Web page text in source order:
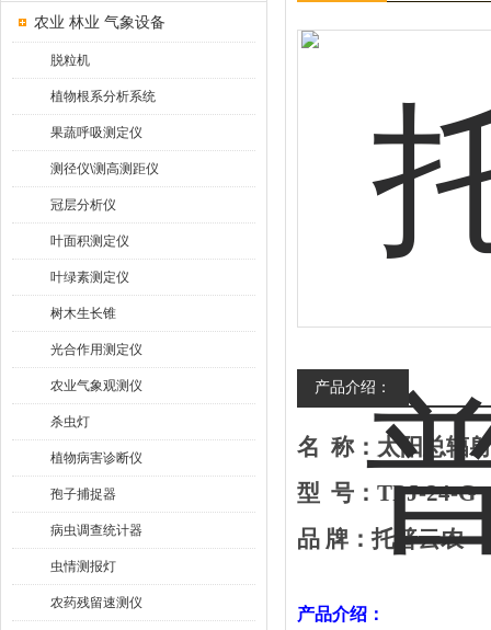
农业 林业 气象设备
脱粒机
植物根系分析系统
果蔬呼吸测定仪
测径仪\测高测距仪
冠层分析仪
叶面积测定仪
叶绿素测定仪
树木生长锥
光合作用测定仪
农业气象观测仪
杀虫灯
植物病害诊断仪
孢子捕捉器
病虫调查统计器
虫情测报灯
农药残留速测仪
产品介绍：
名 称：太阳总辐
型 号： TPJ-24-G
品 牌：托普云农
产品介绍：